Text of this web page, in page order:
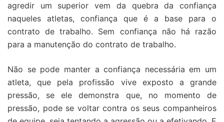
agredir um superior vem da quebra da confiança
naqueles atletas, confiança que é a base para o
contrato de trabalho. Sem confiança não há razão
para a manutenção do contrato de trabalho.
Não se pode manter a confiança necessária em um
atleta, que pela profissão vive exposto a grande
pressão, se ele demonstra que, no momento de
pressão, pode se voltar contra os seus companheiros